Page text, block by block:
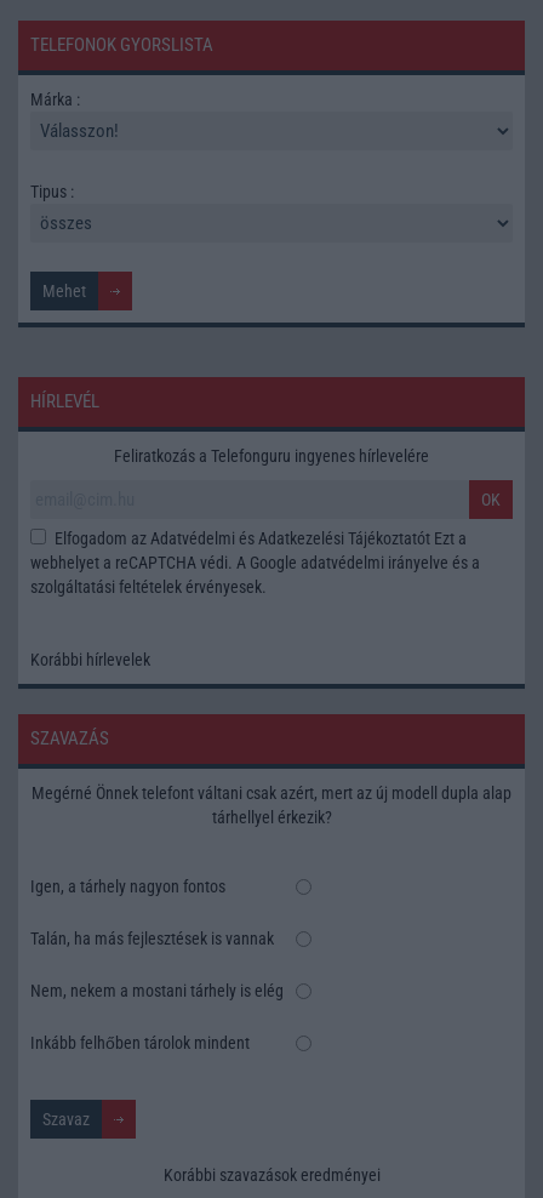
TELEFONOK GYORSLISTA
Márka :
Tipus :
HÍRLEVÉL
Feliratkozás a Telefonguru ingyenes hírlevelére
OK
Elfogadom az Adatvédelmi és Adatkezelési Tájékoztatót Ezt a
webhelyet a reCAPTCHA védi. A Google adatvédelmi irányelve és a
szolgáltatási feltételek érvényesek.
Korábbi hírlevelek
SZAVAZÁS
Megérné Önnek telefont váltani csak azért, mert az új modell dupla alap
tárhellyel érkezik?
Igen, a tárhely nagyon fontos
Talán, ha más fejlesztések is vannak
Nem, nekem a mostani tárhely is elég
Inkább felhőben tárolok mindent
Korábbi szavazások eredményei